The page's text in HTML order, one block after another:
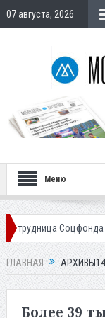
07 августа, 2026
Меню
получила срок за
ГЛАВНАЯ
Более 39